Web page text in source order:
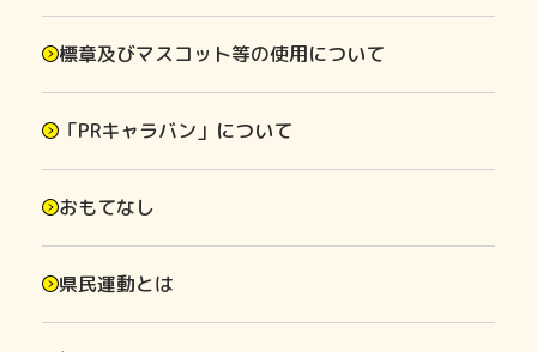
標章及びマスコット等の使用について
「PRキャラバン」について
おもてなし
県民運動とは